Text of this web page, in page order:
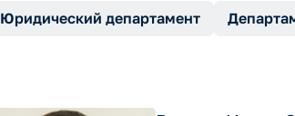
Юридический департамент